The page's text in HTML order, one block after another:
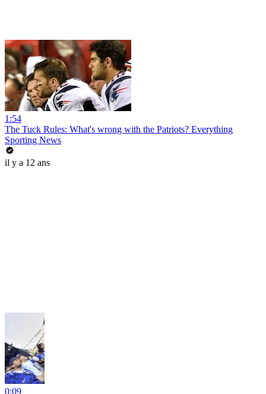
1:54
The Tuck Rules: What's wrong with the Patriots? Everything
Sporting News
il y a 12 ans
0:09